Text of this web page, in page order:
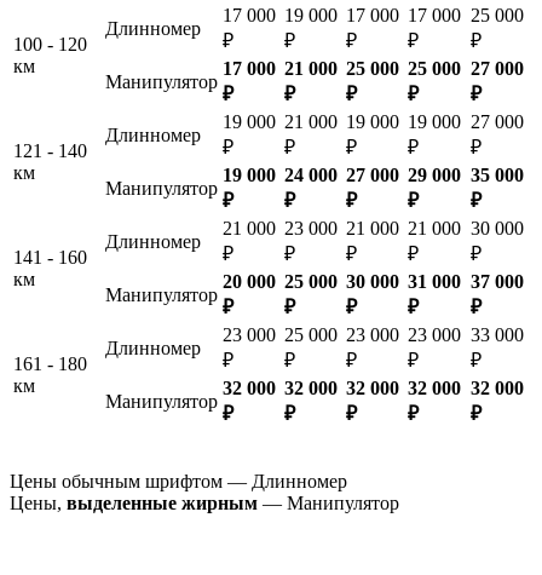
100 - 120
км
Длинномер
17 000
₽
19 000
₽
17 000
₽
17 000
₽
25 000
₽
Манипулятор
17 000
₽
21 000
₽
25 000
₽
25 000
₽
27 000
₽
121 - 140
км
Длинномер
19 000
₽
21 000
₽
19 000
₽
19 000
₽
27 000
₽
Манипулятор
19 000
₽
24 000
₽
27 000
₽
29 000
₽
35 000
₽
141 - 160
км
Длинномер
21 000
₽
23 000
₽
21 000
₽
21 000
₽
30 000
₽
Манипулятор
20 000
₽
25 000
₽
30 000
₽
31 000
₽
37 000
₽
161 - 180
км
Длинномер
23 000
₽
25 000
₽
23 000
₽
23 000
₽
33 000
₽
Манипулятор
32 000
₽
32 000
₽
32 000
₽
32 000
₽
32 000
₽
Цены обычным шрифтом — Длинномер
Цены, выделенные жирным — Манипулятор